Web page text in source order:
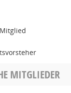
MITGLIEDER